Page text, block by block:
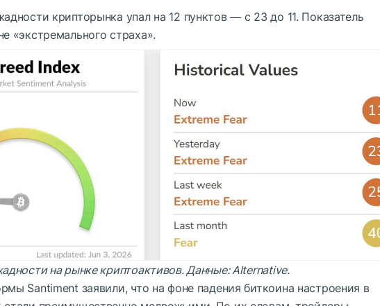
крипторынка упал на 12 пунктов ― с 23 до 11. Показатель
«экстремального страха».
на рынке криптоактивов. Данные:Alternative.
Santiment заявили, что на фоне падения биткоина настроения в